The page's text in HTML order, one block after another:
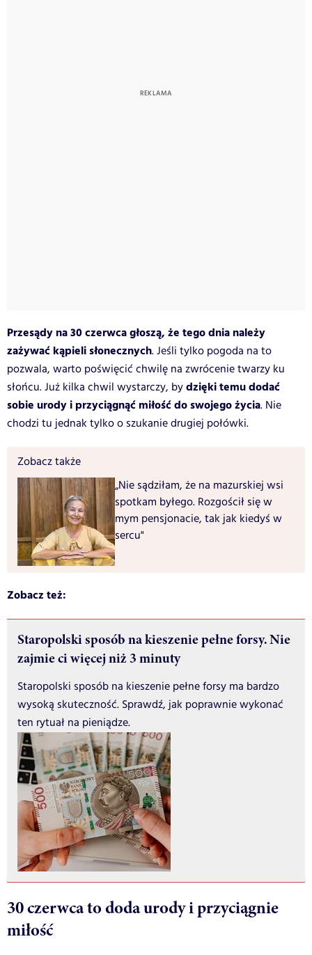
Przesądy na 30 czerwca głoszą, że tego dnia należy
zażywać kąpieli słonecznych. Jeśli tylko pogoda na to
pozwala, warto poświęcić chwilę na zwrócenie twarzy ku
słońcu. Już kilka chwil wystarczy, bydzięki temu dodać
sobie urody i przyciągnąć miłość do swojego życia. Nie
chodzi tu jednak tylko o szukanie drugiej połówki.
Zobacz także
„Nie sądziłam, że na mazurskiej wsi
spotkam byłego. Rozgościł się w
mym pensjonacie, tak jak kiedyś w
sercu"
Zobacz też:
Staropolski sposób na kieszenie pełne forsy. Nie
zajmie ci więcej niż 3 minuty
Staropolski sposób na kieszenie pełne forsy ma bardzo
wysoką skuteczność. Sprawdź, jak poprawnie wykonać
ten rytuał na pieniądze.
30 czerwca to doda urody i przyciągnie
miłość